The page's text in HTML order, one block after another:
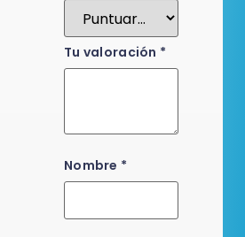
Tu valoración *
Nombre *